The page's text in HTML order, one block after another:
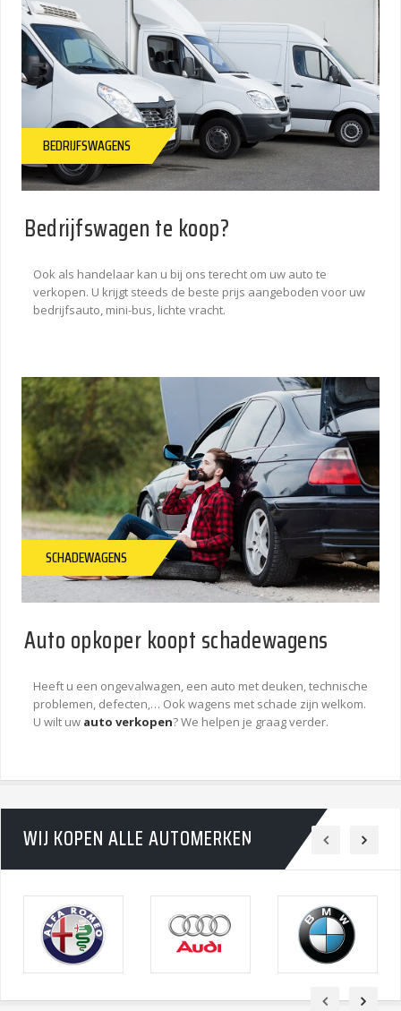
BEDRIJFSWAGENS
Bedrijfswagen te koop?
Ook als handelaar kan u bij ons terecht om uw auto te
verkopen. U krijgt steeds de beste prijs aangeboden voor uw
bedrijfsauto, mini-bus, lichte vracht.
SCHADEWAGENS
Auto opkoper koopt schadewagens
Heeft u een ongevalwagen, een auto met deuken, technische
problemen, defecten,… Ook wagens met schade zijn welkom.
U wilt uw auto verkopen? We helpen je graag verder.
WIJ KOPEN ALLE AUTOMERKEN